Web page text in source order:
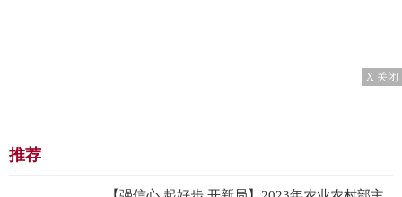
X 关闭
推荐